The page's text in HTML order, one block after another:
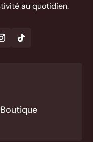
au quotidien.
Boutique